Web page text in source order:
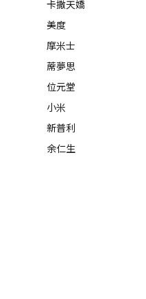
卡撒天嬌
美度
摩米士
蓆夢思
位元堂
小米
新普利
余仁生